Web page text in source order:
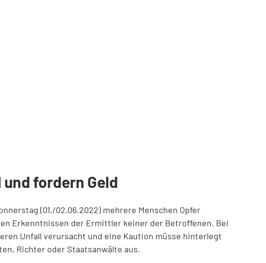
fordern Geld
(01./02.06.2022) mehrere Menschen Opfer
Erkenntnissen der Ermittler keiner der Betroffenen. Bei
Unfall verursacht und eine Kaution müsse hinterlegt
Richter oder Staatsanwälte aus.